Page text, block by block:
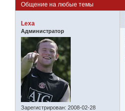
Общение на любые темы
Lexa
Администратор
Зарегистрирован: 2008-02-28